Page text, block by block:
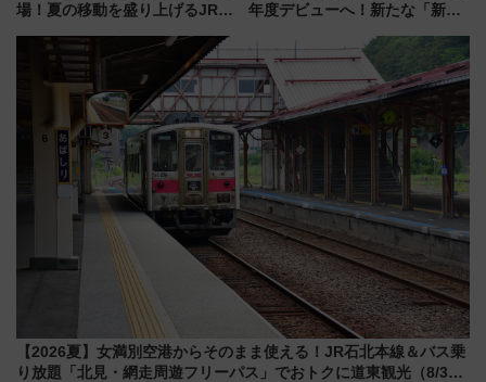
場！夏の移動を盛り上げるJR九
月7日限定 ソフトバンクホーク
スとコラボ
年度デビューへ！新たな「新幹
説【JR東日本】
【2026夏】女満別空港からそのまま使える！JR石北本線＆バス乗
り放題「北見・網走周遊フリーパス」でおトクに道東観光（8/3発